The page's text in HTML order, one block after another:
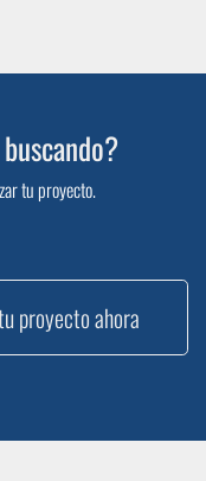
tu proyecto.
proyecto ahora